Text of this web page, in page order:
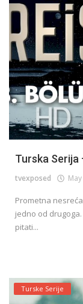
Turska Serija
tvexposed
Prometna
jedno od
pitati...
Turske Serije